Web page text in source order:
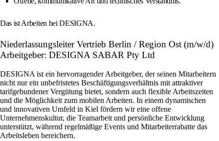
Das ist Arbeiten bei DESIGNA.
Niederlassungsleiter Vertrieb Berlin / Region Ost (m/w/d)
Arbeitgeber: DESIGNA SABAR Pty Ltd
DESIGNA ist ein hervorragender Arbeitgeber, der seinen Mitarbeitern
nicht nur ein unbefristetes Beschäftigungsverhältnis mit attraktiver
tarifgebundener Vergütung bietet, sondern auch flexible Arbeitszeiten
und die Möglichkeit zum mobilen Arbeiten. In einem dynamischen
und innovativen Umfeld in Kiel fördern wir eine offene
Unternehmenskultur, die Teamarbeit und persönliche Entwicklung
unterstützt, während regelmäßige Events und Mitarbeiterrabatte das
Arbeitsleben bereichern.